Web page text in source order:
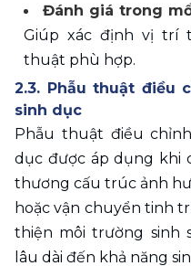
Đánh giá trong
Giúp xác định vị trí
thuật phù hợp.
2.3. Phẫu thuật điều
sinh dục
Phẫu thuật điều
dục được áp dụng khi
thương cấu trúc ảnh
hoặc vận chuyển tinh
thiện môi trường sinh
lâu dài đến khả năng